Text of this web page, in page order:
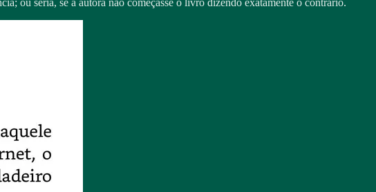
ou seria, se a autora não começasse o livro dizendo exatamente o contrário.